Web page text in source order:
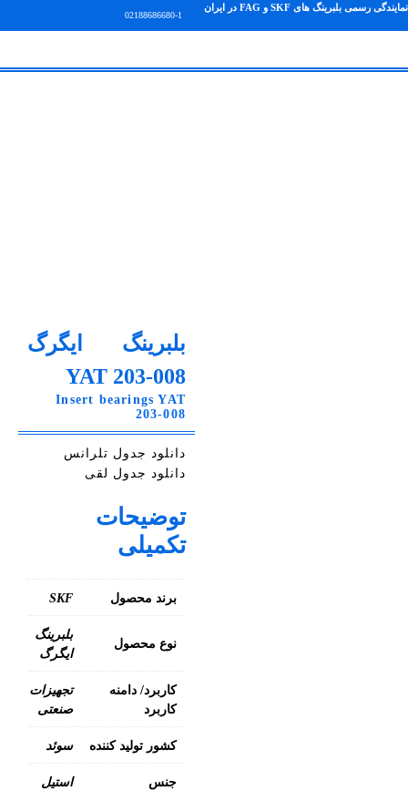
نمایندگی رسمی بلبرینگ های SKF و FAG در ایران
02188686680-1
بلبرینگ ایگرگ
YAT 203-008
Insert bearings YAT
203-008
دانلود جدول تلرانس
دانلود جدول لقی
توضیحات
تکمیلی
برند محصول SKF
نوع محصول
بلبرینگ
ایگرگ
کاربرد/ دامنه
کاربرد
تجهیزات
صنعتی
کشور تولید کننده سوئد
جنس استیل